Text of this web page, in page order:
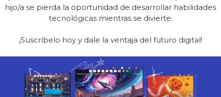
hijo/a se pierda la oportunidad de desarrollar habilidades
tecnológicas mientras se divierte.
¡Suscríbelo hoy y dale la ventaja del futuro digital!